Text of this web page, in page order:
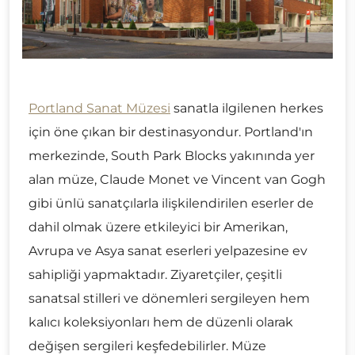
Portland Sanat Müzesi sanatla ilgilenen herkes
için öne çıkan bir destinasyondur. Portland'ın
merkezinde, South Park Blocks yakınında yer
alan müze, Claude Monet ve Vincent van Gogh
gibi ünlü sanatçılarla ilişkilendirilen eserler de
dahil olmak üzere etkileyici bir Amerikan,
Avrupa ve Asya sanat eserleri yelpazesine ev
sahipliği yapmaktadır. Ziyaretçiler, çeşitli
sanatsal stilleri ve dönemleri sergileyen hem
kalıcı koleksiyonları hem de düzenli olarak
değişen sergileri keşfedebilirler. Müze